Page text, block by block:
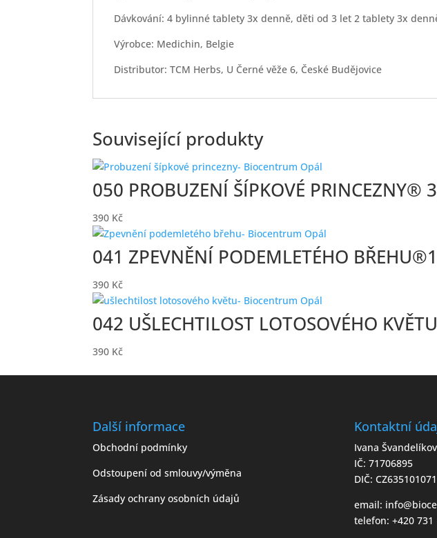
Dávkování: 4 bylinné tablety 3x denně, děti od 3 let 2 tablety 3x
Výrobce: Medichin, Belgie
Distributor: TCM Herbs, U Černé věže 6, České Budějovice
Související produkty
050 PROBUZENÍ ŠÍPKOVÉ PRINCEZNY®
390 Kč
041 ZPEVNĚNÍ PODEMLETÉHO
390 Kč
042 UŠLECHTILOST LOTOSOVÉHO
390 Kč
Další informace
Obchodní podmínky
Odstoupení od smlouvy/výměna
Zásady ochrany osobních údajů
Kontaktní
Ivana
IČ: 71706895
DIČ:
email:
telefon: +420 731